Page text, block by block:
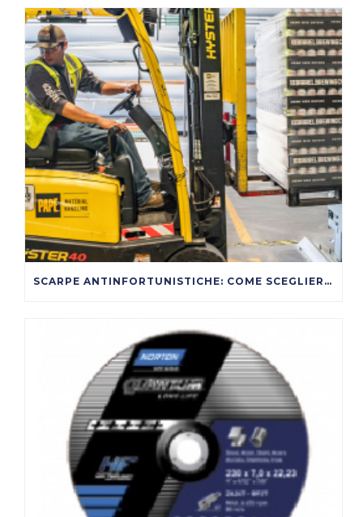
SCARPE ANTINFORTUNISTICHE: COME SCEGLIERE DAVVERO TRA S1P, S3, SRC, ESD